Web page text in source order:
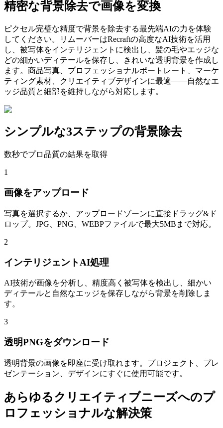
精密な背景除去で画像を変換
ピクセル完璧な精度で背景を除去する最先端AIの力を体験
してください。リムーバーはRecraftの高度なAI技術を活用
し、被写体をインテリジェントに検出し、髪の毛やエッジな
どの細かいディテールを保存し、きれいな透明背景を作成し
ます。商品写真、プロフェッショナルポートレート、マーケ
ティング素材、クリエイティブデザインに最適——自然なエ
ッジ品質と細部を維持しながら対応します。
シンプルな3ステップの背景除去
数秒でプロ品質の結果を取得
1
画像をアップロード
写真を選択するか、アップロードゾーンに直接ドラッグ&ド
ロップ。JPG、PNG、WEBPファイルで最大5MBまで対応。
2
インテリジェントAI処理
AI技術が画像を分析し、精度高く被写体を検出し、細かい
ディテールと自然なエッジを保存しながら背景を削除しま
す。
3
透明PNGをダウンロード
透明背景の画像を即座に受け取れます。プロジェクト、プレ
ゼンテーション、デザインにすぐに使用可能です。
あらゆるクリエイティブニーズへのプ
ロフェッショナルな解決策